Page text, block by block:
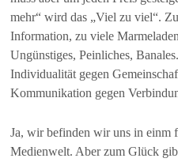
mehr“ wird das „Viel zu viel“.
Information, zu viele
Ungünstiges, Peinliches,
Individualität gegen
Kommunikation gegen
Ja, wir befinden wir uns in einm
Medienwelt. Aber zum Glück